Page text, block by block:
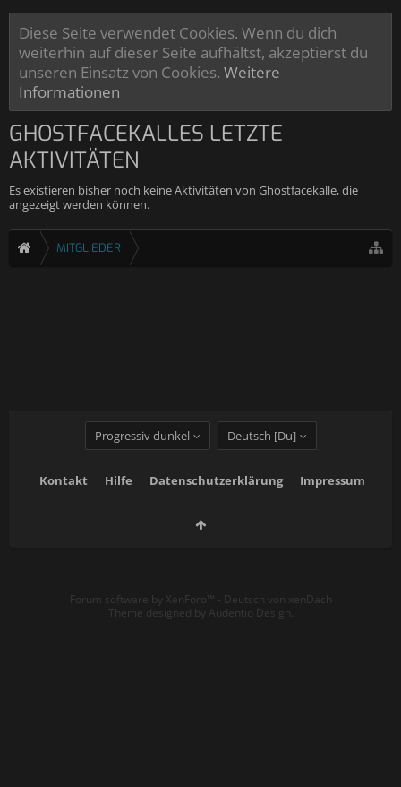
Diese Seite verwendet Cookies. Wenn du dich
weiterhin auf dieser Seite aufhältst, akzeptierst du
unseren Einsatz von Cookies. Weitere
Informationen
GHOSTFACEKALLES LETZTE
AKTIVITÄTEN
Es existieren bisher noch keine Aktivitäten von Ghostfacekalle, die
angezeigt werden können.
MITGLIEDER
Progressiv dunkel Deutsch [Du]
Kontakt Hilfe Datenschutzerklärung Impressum
Forum software by XenForo™ - Deutsch von xenDach
Theme designed by Audentio Design.